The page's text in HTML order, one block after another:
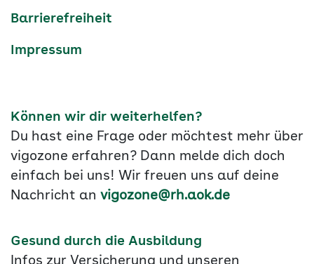
Barrierefreiheit
Impressum
Können wir dir weiterhelfen?
Du hast eine Frage oder möchtest mehr über
vigozone erfahren? Dann melde dich doch
einfach bei uns! Wir freuen uns auf deine
Nachricht an vigozone@rh.aok.de
Gesund durch die Ausbildung
Infos zur Versicherung und unseren